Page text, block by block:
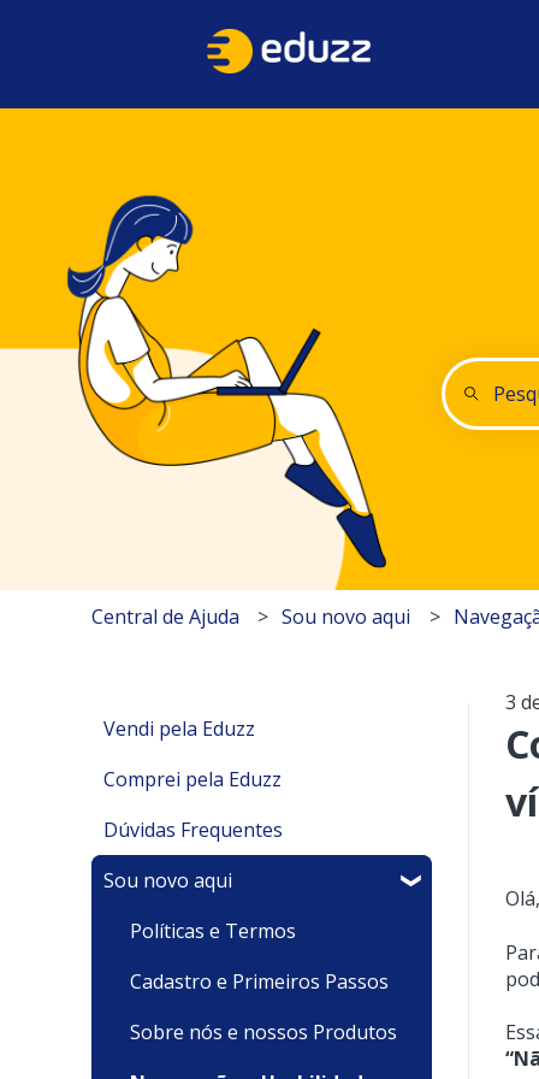
Central de Ajuda Sou novo aqui
3
Vendi pela Eduzz
Minha Área de Membros
Integrações
Financeiro
Meu produto é um Evento
Sou um afiliado
Assinaturas e Clubes de
Comprei pela Eduzz
Suporte Técnico
Pagamentos e Faturamento
Minha Conta
Recursos
Minhas Compras/ Acesso
Dúvidas Frequentes
Pagamento
Minha conta e cadastro
Cadastrando meu Produto/
Sou novo aqui
Políticas e Termos
Cadastro e Primeiros Passos
Sobre nós e nossos Produtos